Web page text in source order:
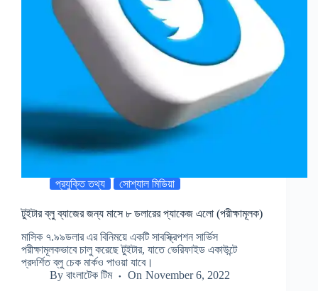
প্রযুক্তি তথ্য সোশ্যাল মিডিয়া
টুইটার ব্লু ব্যাজের জন্য মাসে ৮ ডলারের প্যাকেজ এলো (পরীক্ষামূলক)
মাসিক ৭.৯৯ডলার এর বিনিময়ে একটি সাবস্ক্রিপশন সার্ভিস
পরীক্ষামূলকভাবে চালু করেছে টুইটার, যাতে ভেরিফাইড একাউন্টে
প্রদর্শিত ব্লু চেক মার্কও পাওয়া যাবে।
By বাংলাটেক টিম On November 6, 2022